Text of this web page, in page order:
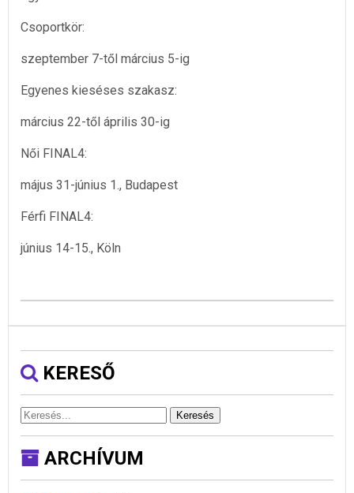
Csoportkör:
szeptember 7-től március 5-ig
Egyenes kieséses szakasz:
március 22-től április 30-ig
Női FINAL4:
május 31-június 1., Budapest
Férfi FINAL4:
június 14-15., Köln
KERESŐ
Keresés
ARCHÍVUM